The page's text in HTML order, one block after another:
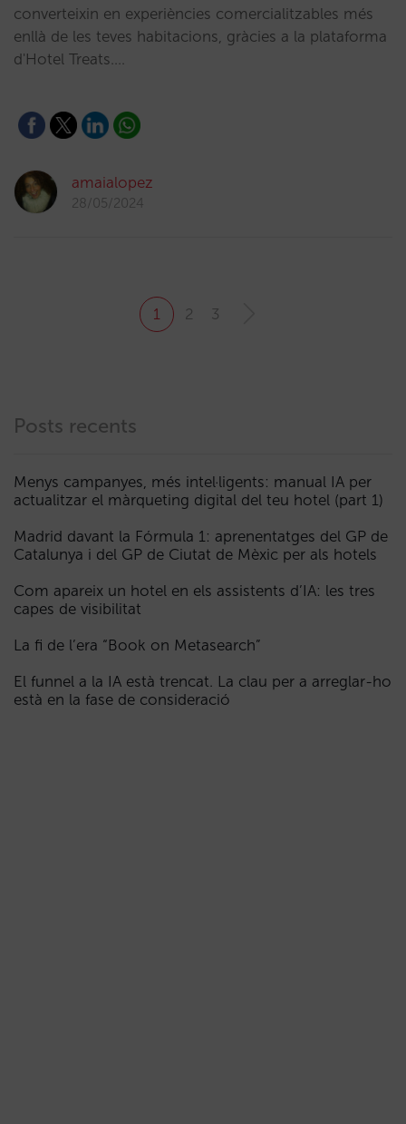
converteixin en experiències comercialitzables més
enllà de les teves habitacions, gràcies a la plataforma
d'Hotel Treats.…
amaialopez
28/05/2024
1 2 3
Posts recents
Menys campanyes, més intel·ligents: manual IA per
actualitzar el màrqueting digital del teu hotel (part 1)
Madrid davant la Fórmula 1: aprenentatges del GP de
Catalunya i del GP de Ciutat de Mèxic per als hotels
Com apareix un hotel en els assistents d’IA: les tres
capes de visibilitat
La fi de l’era “Book on Metasearch”
El funnel a la IA està trencat. La clau per a arreglar-ho
està en la fase de consideració